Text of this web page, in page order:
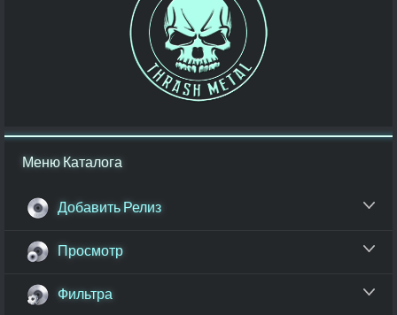
Меню Каталога
Добавить Релиз
Просмотр
Фильтра